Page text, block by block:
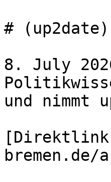
#
8. July
und nimmt